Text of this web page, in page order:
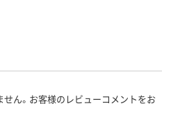
ん。お客様のレビューコメントをお